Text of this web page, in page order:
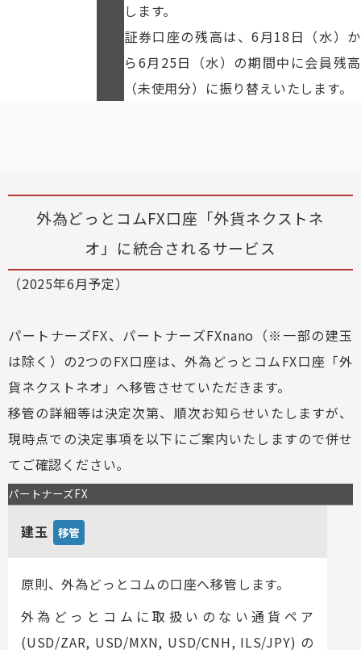
します。
証券口座の残高は、6月18日（水）か
ら6月25日（水）の期間中に会員残高
（未使用分）に振り替えいたします。
外為どっとコムFX口座「外貨ネクストネ
オ」に統合されるサービス
（2025年6月予定）
パートナーズFX、パートナーズFXnano（※一部の建玉
は除く）の2つのFX口座は、外為どっとコムFX口座「外
貨ネクストネオ」へ移管させていただきます。
移管の詳細等は決定次第、順次お知らせいたしますが、
現時点での決定事項を以下にご案内いたしますので併せ
てご確認ください。
パートナーズFX
建玉 移管
原則、外為どっとコムの口座へ移管します。
外為どっとコムに取扱いのない通貨ペア
(USD/ZAR, USD/MXN, USD/CNH, ILS/JPY) の